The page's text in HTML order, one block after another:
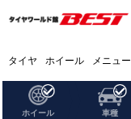
タイヤ ホイール メニュー
ホイール 車種